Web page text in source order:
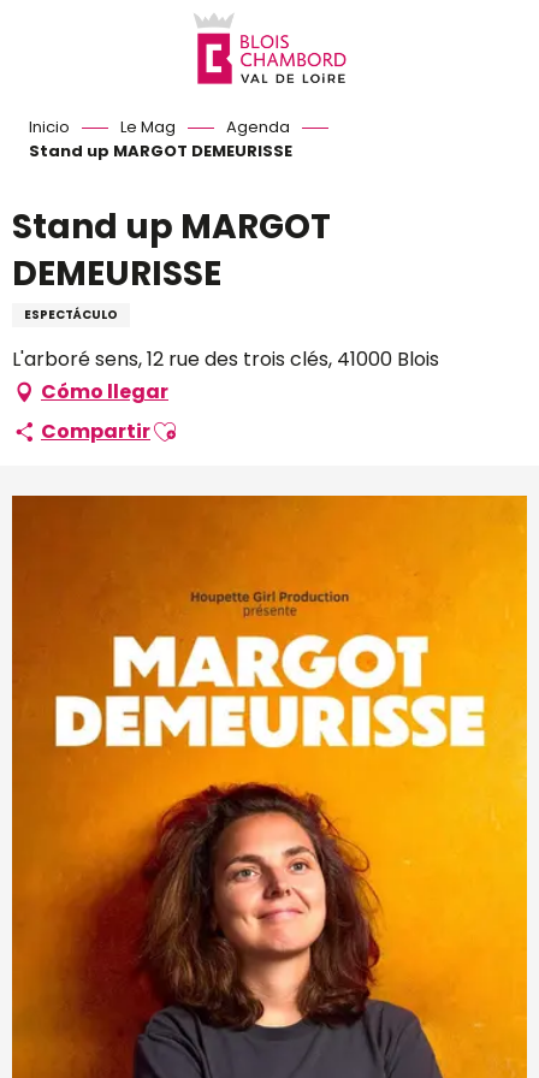
Inicio Le Mag
Agenda
Stand up MARGOT DEMEURISSE
Stand up MARGOT
DEMEURISSE
ESPECTÁCULO
L'arboré sens, 12 rue des trois clés, 41000 Blois
Cómo llegar
CompartirAjouter aux favoris